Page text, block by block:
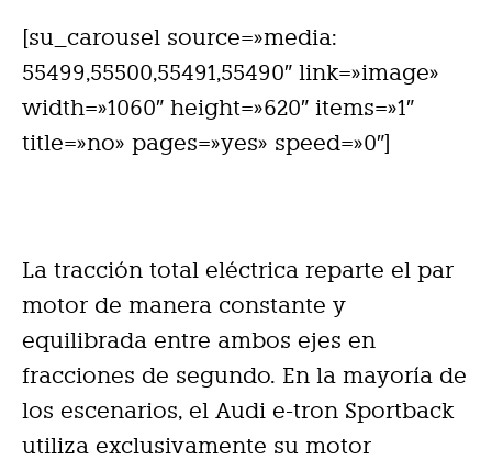
[su_carousel source=»media:
55499,55500,55491,55490″ link=»image»
width=»1060″ height=»620″ items=»1″
title=»no» pages=»yes» speed=»0″]
La tracción total eléctrica reparte el par
motor de manera constante y
equilibrada entre ambos ejes en
fracciones de segundo. En la mayoría de
los escenarios, el Audi e-tron Sportback
utiliza exclusivamente su motor